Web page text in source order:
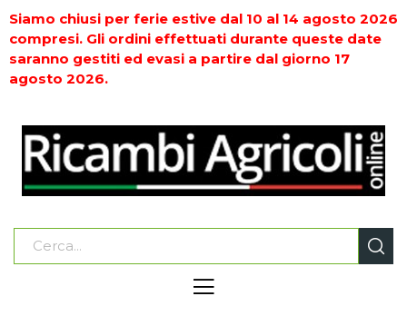
Siamo chiusi per ferie estive dal 10 al 14 agosto 2026
compresi. Gli ordini effettuati durante queste date
saranno gestiti ed evasi a partire dal giorno 17
agosto 2026.